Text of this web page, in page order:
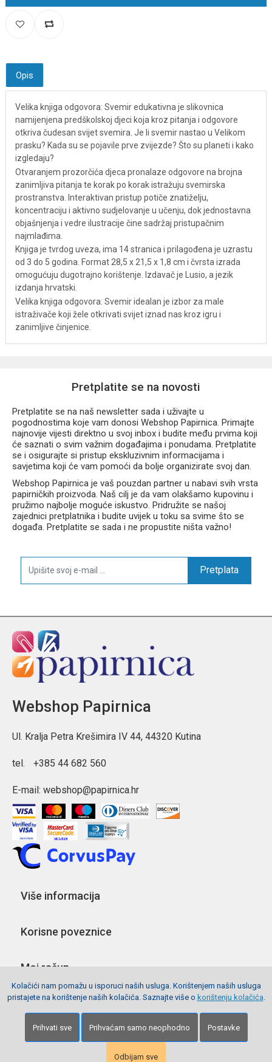
Opis
Velika knjiga odgovora: Svemir edukativna je slikovnica
namijenjena predškolskoj djeci koja kroz pitanja i odgovore
otkriva čudesan svijet svemira. Je li svemir nastao u Velikom
prasku? Kada su se pojavile prve zvijezde? Što su planeti i kako
izgledaju?
Otvaranjem prozorčića djeca pronalaze odgovore na brojna
zanimljiva pitanja te korak po korak istražuju svemirska
prostranstva. Interaktivan pristup potiče znatiželju,
koncentraciju i aktivno sudjelovanje u učenju, dok jednostavna
objašnjenja i vedre ilustracije čine sadržaj pristupačnim
najmlađima.
Knjiga je tvrdog uveza, ima 14 stranica i prilagođena je uzrastu
od 3 do 5 godina. Format 28,5 x 21,5 x 1,8 cm i čvrsta izrada
omogućuju dugotrajno korištenje. Izdavač je Lusio, a jezik
izdanja hrvatski.
Velika knjiga odgovora: Svemir idealan je izbor za male
istraživače koji žele otkrivati svijet iznad nas kroz igru i
zanimljive činjenice.
Pretplatite se na novosti
Pretplatite se na naš newsletter sada i uživajte u
pogodnostima koje vam donosi Webshop Papirnica. Primajte
najnovije vijesti direktno u svoj inbox i budite među prvima koji
će saznati o svim važnim događajima i ponudama. Pretplatite
se i osigurajte si pristup ekskluzivnim informacijama i
savjetima koji će vam pomoći da bolje organizirate svoj dan.
Webshop Papirnica je vaš pouzdan partner u nabavi svih vrsta
papirničkih proizvoda. Naš cilj je da vam olakšamo kupovinu i
pružimo najbolje moguće iskustvo. Pridružite se našoj
zajednici pretplatnika i budite uvijek u toku sa svime što se
događa. Pretplatite se sada i ne propustite ništa važno!
Pretplata
Webshop Papirnica
Ul. Kralja Petra Krešimira IV 44, 44320 Kutina
tel. +385 44 682 560
E-mail: webshop@papirnica.hr
Više informacija
Korisne poveznice
Moj račun
Pratite nas
Copyright © 2026 Webshop Papirnica. Sva prava pridržana. Izrada stranica
Net plus d.o.o.
Kolačići nam pomažu u isporuci naših usluga. Korištenjem naših usluga
pristajete na korištenje naših kolačića. Saznajte više o korištenju kolačića.
Prihvati sve Prihvaćam samo neophodno Postavke
Odbijam sve